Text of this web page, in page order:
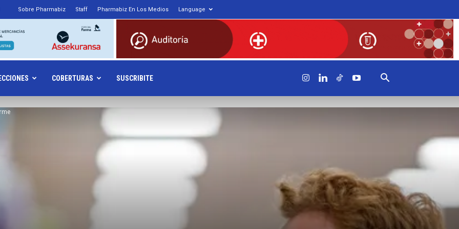
Sobre Pharmabiz Staff Pharmabiz En Los Medios Language
COBERTURAS SUSCRIBITE